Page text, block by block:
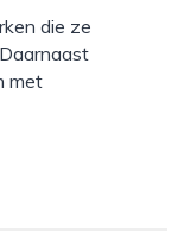
die ze
met